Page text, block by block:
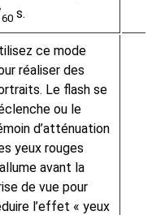
60 s.
ce mode
réaliser des
Le flash se
ou le
d’atténuation
yeux rouges
avant la
de vue pour
l’effet « yeux